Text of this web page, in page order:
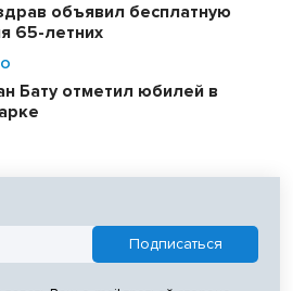
объявил бесплатную
65-летних
Бату отметил юбилей в